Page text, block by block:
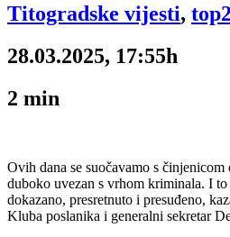
Titogradske vijesti, top2
28.03.2025, 17:55h
2 min
Ovih dana se suočavamo s
duboko uvezan s vrhom kriminala. I
dokazano, presretnuto i presuđeno,
Kluba poslanika i generalni sekretar